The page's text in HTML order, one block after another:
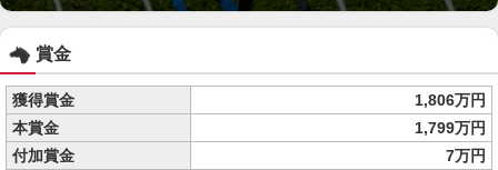
賞金
獲得賞金
1,806万円
本賞金
1,799万円
付加賞金
7万円